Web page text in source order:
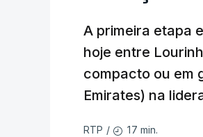
O jogo no Estádio
enquanto a
Na fase de liga da
A primeira etapa
hoje entre
compacto ou em
Emirates) na
RTP / 17 min.